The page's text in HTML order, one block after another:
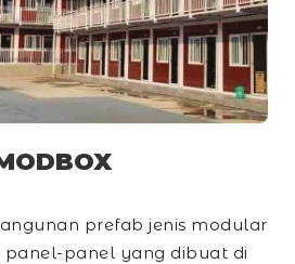
prefab jenis modular
panel-panel yang dibuat di